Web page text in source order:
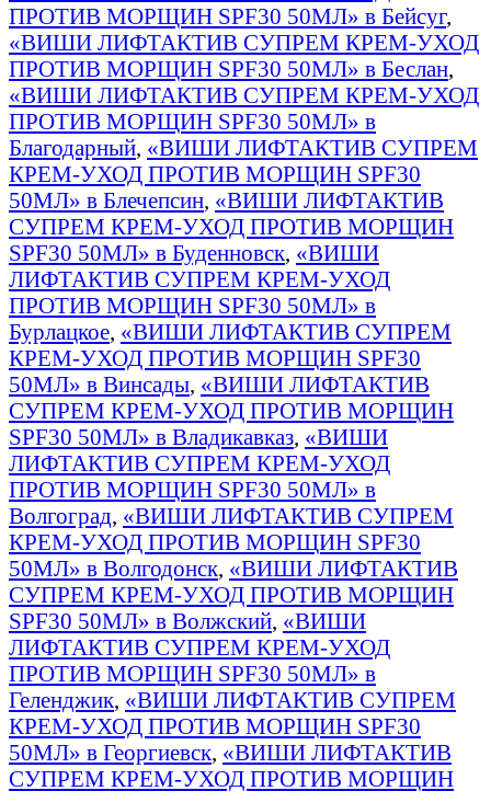
ПРОТИВ МОРЩИН SPF30 50МЛ» в Бейсуг,
«ВИШИ ЛИФТАКТИВ СУПРЕМ КРЕМ-УХОД
ПРОТИВ МОРЩИН SPF30 50МЛ» в Беслан,
«ВИШИ ЛИФТАКТИВ СУПРЕМ КРЕМ-УХОД
ПРОТИВ МОРЩИН SPF30 50МЛ» в
Благодарный, «ВИШИ ЛИФТАКТИВ СУПРЕМ
КРЕМ-УХОД ПРОТИВ МОРЩИН SPF30
50МЛ» в Блечепсин, «ВИШИ ЛИФТАКТИВ
СУПРЕМ КРЕМ-УХОД ПРОТИВ МОРЩИН
SPF30 50МЛ» в Буденновск, «ВИШИ
ЛИФТАКТИВ СУПРЕМ КРЕМ-УХОД
ПРОТИВ МОРЩИН SPF30 50МЛ» в
Бурлацкое, «ВИШИ ЛИФТАКТИВ СУПРЕМ
КРЕМ-УХОД ПРОТИВ МОРЩИН SPF30
50МЛ» в Винсады, «ВИШИ ЛИФТАКТИВ
СУПРЕМ КРЕМ-УХОД ПРОТИВ МОРЩИН
SPF30 50МЛ» в Владикавказ, «ВИШИ
ЛИФТАКТИВ СУПРЕМ КРЕМ-УХОД
ПРОТИВ МОРЩИН SPF30 50МЛ» в
Волгоград, «ВИШИ ЛИФТАКТИВ СУПРЕМ
КРЕМ-УХОД ПРОТИВ МОРЩИН SPF30
50МЛ» в Волгодонск, «ВИШИ ЛИФТАКТИВ
СУПРЕМ КРЕМ-УХОД ПРОТИВ МОРЩИН
SPF30 50МЛ» в Волжский, «ВИШИ
ЛИФТАКТИВ СУПРЕМ КРЕМ-УХОД
ПРОТИВ МОРЩИН SPF30 50МЛ» в
Геленджик, «ВИШИ ЛИФТАКТИВ СУПРЕМ
КРЕМ-УХОД ПРОТИВ МОРЩИН SPF30
50МЛ» в Георгиевск, «ВИШИ ЛИФТАКТИВ
СУПРЕМ КРЕМ-УХОД ПРОТИВ МОРЩИН